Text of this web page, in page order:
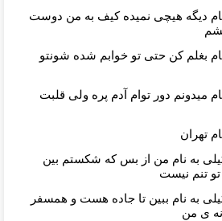
نام دیگه هیچی نمیده کیف به من دوست
بغلم کن حتی تو خوابم شده شونتو
میدونم دور توام آدم پره ولی قلبت
تهران
به نام من از بس كه شكستم بین
تنم نیست
به نام ببین تا جاده هست و همسفر
ی من